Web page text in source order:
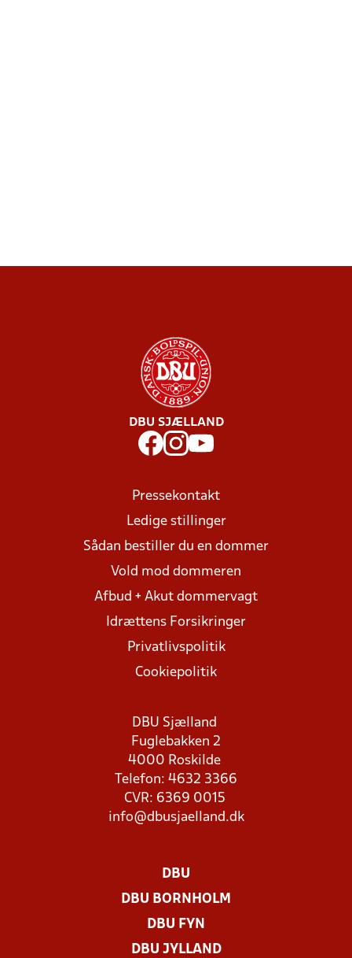
DBU SJÆLLAND
Pressekontakt
Ledige stillinger
Sådan bestiller du en dommer
Vold mod dommeren
Afbud + Akut dommervagt
Idrættens Forsikringer
Privatlivspolitik
Cookiepolitik
DBU Sjælland
Fuglebakken 2
4000 Roskilde
Telefon: 4632 3366
CVR: 6369 0015
info@dbusjaelland.dk
DBU
DBU BORNHOLM
DBU FYN
DBU JYLLAND